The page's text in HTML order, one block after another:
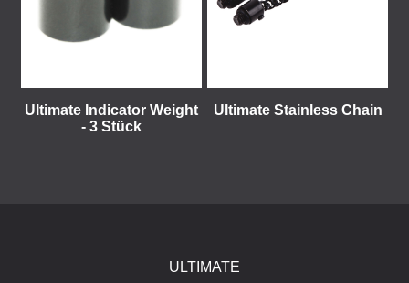
Ultimate Indicator Weight
- 3 Stück
Ultimate Stainless Chain
ULTIMATE